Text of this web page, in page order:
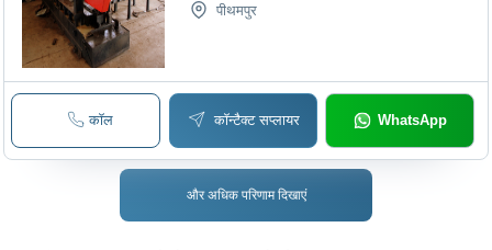
पीथमपुर
कॉल कॉन्टैक्ट सप्लायर WhatsApp
और अधिक परिणाम दिखाएं